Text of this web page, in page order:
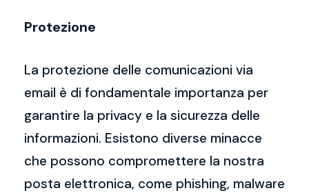
Protezione
La protezione delle comunicazioni via
email è di fondamentale importanza per
garantire la privacy e la sicurezza delle
informazioni. Esistono diverse minacce
che possono compromettere la nostra
posta elettronica, come phishing, malware